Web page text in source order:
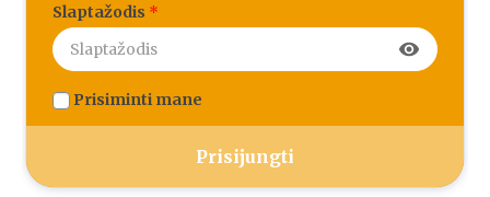
Slaptažodis *
visibility
Prisiminti mane